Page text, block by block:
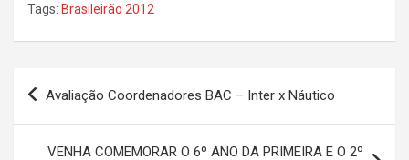
Tags: Brasileirão 2012
Navegação
Post
Avaliação Coordenadores BAC – Inter x Náutico
VENHA COMEMORAR O 6º ANO DA PRIMEIRA E O 2º